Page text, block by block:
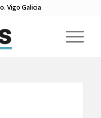
Vigo Galicia